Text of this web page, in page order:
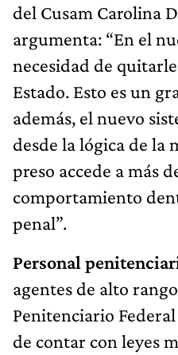
del Cusam Carolina
argumenta: “En el
necesidad de
Estado. Esto es un
además, el nuevo
desde la lógica de la
preso accede a más
comportamiento
penal”.
Personal
agentes de alto
Penitenciario
de contar con leyes